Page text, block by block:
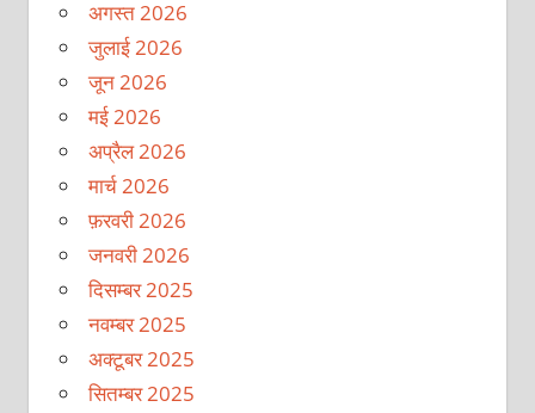
अगस्त 2026
जुलाई 2026
जून 2026
मई 2026
अप्रैल 2026
मार्च 2026
फ़रवरी 2026
जनवरी 2026
दिसम्बर 2025
नवम्बर 2025
अक्टूबर 2025
सितम्बर 2025